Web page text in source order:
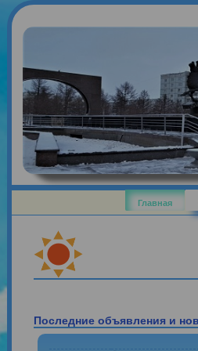
Главная
Последние объявления и